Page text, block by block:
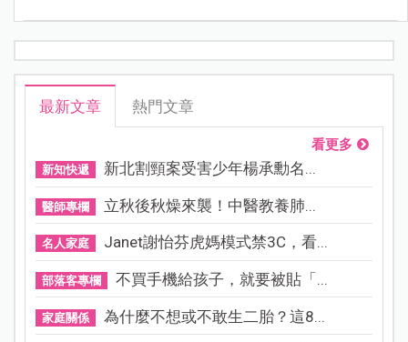
最新文章 熱門文章
看更多
新知快遞 新北割頸案受害少年楊承勳名...
醫師專欄 立秋後秋燥來襲！中醫教養肺...
名人家庭 Janet謝怡芬虎媽模式禁3C，看...
部落客專欄 不買手機給孩子，就要被貼「...
家庭關係 為什麼不想或不敢生二胎？這8...